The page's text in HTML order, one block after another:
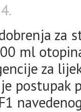
za
ml
za
postupak